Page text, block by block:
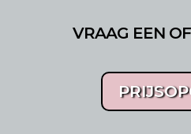
VRAAG EEN